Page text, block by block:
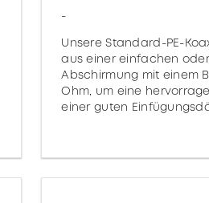
-
Unsere Standard-PE-
aus einer einfachen
Abschirmung mit einem
Ohm, um eine
einer guten